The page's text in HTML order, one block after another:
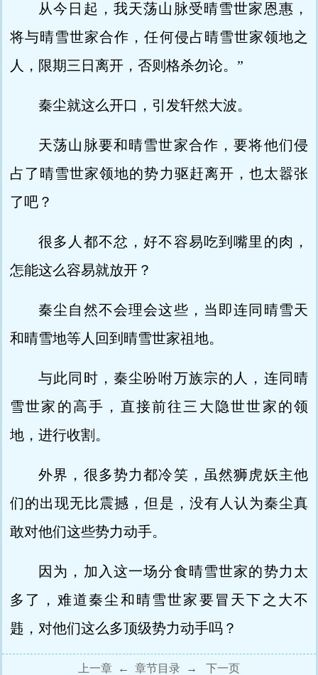
从今日起，我天荡山脉受晴雪世家恩惠，
将与晴雪世家合作，任何侵占晴雪世家领地之
人，限期三日离开，否则格杀勿论。”
秦尘就这么开口，引发轩然大波。
天荡山脉要和晴雪世家合作，要将他们侵
占了晴雪世家领地的势力驱赶离开，也太嚣张
了吧？
很多人都不忿，好不容易吃到嘴里的肉，
怎能这么容易就放开？
秦尘自然不会理会这些，当即连同晴雪天
和晴雪地等人回到晴雪世家祖地。
与此同时，秦尘吩咐万族宗的人，连同晴
雪世家的高手，直接前往三大隐世世家的领
地，进行收割。
外界，很多势力都冷笑，虽然狮虎妖主他
们的出现无比震撼，但是，没有人认为秦尘真
敢对他们这些势力动手。
因为，加入这一场分食晴雪世家的势力太
多了，难道秦尘和晴雪世家要冒天下之大不
韪，对他们这么多顶级势力动手吗？
上一章 ← 章节目录 → 下一页